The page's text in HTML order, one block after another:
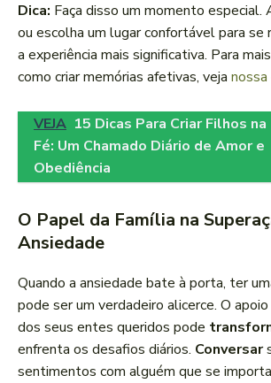
Dica: Faça disso um momento especial.
ou escolha um lugar confortável para se
a experiência mais significativa. Para
como criar memórias afetivas, veja nossa
VEJA 15 Dicas Para Criar Filhos na
Fé: Um Chamado Diário de Amor e
Obediência
O Papel da Família na
Ansiedade
Quando a ansiedade bate à porta, ter
pode ser um verdadeiro alicerce. O
dos seus entes queridos pode
enfrenta os desafios diários. Conversar
sentimentos com alguém que se